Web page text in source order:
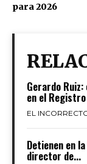
para 2026
Gerardo
en el
EL
Detienen en
director de...